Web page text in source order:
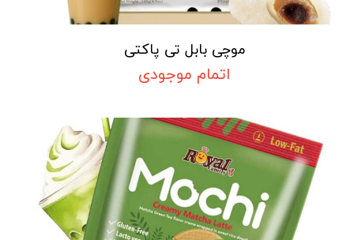
موچی بابل تی پاکتی
اتمام موجودی